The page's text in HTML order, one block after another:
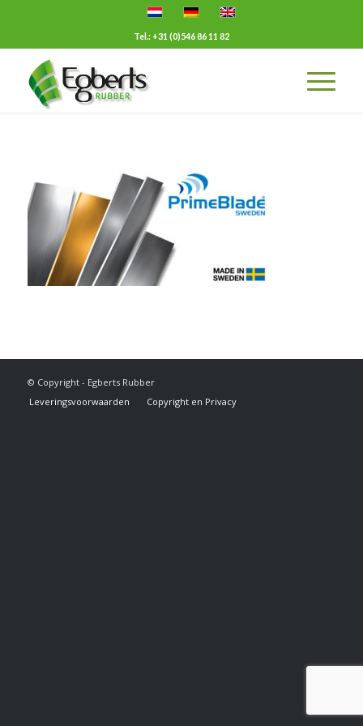
Tel.: +31 (0)546 86 11 82
© Copyright - Egberts Rubber
Leveringsvoorwaarden
Copyright en Privacy